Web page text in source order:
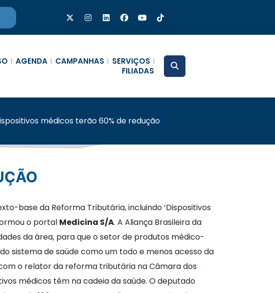
AGENDA CAMPANHAS
SERVIÇOS
FILIADAS
médicos terão 60% de redução
base da Reforma Tributária, incluindo ‘Dispositivos
o portal Medicina S/A. A Aliança Brasileira da
da área, para que o setor de produtos médico-
sistema de saúde como um todo e menos acesso da
o relator da reforma tributária na Câmara dos
médicos têm na cadeia da saúde. O deputado